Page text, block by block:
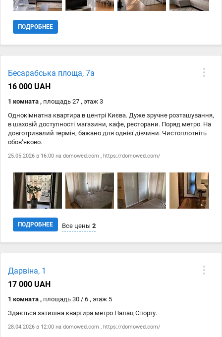
техніки. Загалтна площа 70 кв. м. спальня, вітальня їдальня,
домовленність...
ПОДРОБНЕЕ
Бесарабська площа, 7а
16 000 UAH
1 комната , площадь 27 , этаж 3
Однокімнатна квартира в центрі Києва. Дуже зручне розташування,
в шаховій доступності магазини, кафе, ресторани. Поряд метро. На
довготривалий термін, бажано для однієї дівчини. Чистоплотніть
обов‘яково.
25.05.2026 в 16:00 на domowed.com , https://domowed.com/
ПОДРОБНЕЕ Все цены 2
25.05
Дарвіна, 1
17 000 UAH
1 комната , площадь 30 / 6 , этаж 5
Здається затишна квартира метро Палац Спорту.
28.04.2026 в 12:00 на domowed.com , https://domowed.com/